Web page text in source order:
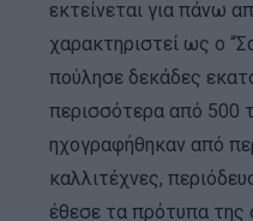
εκτείνεται για πάνω
χαρακτηριστεί ως ο
πούλησε δεκάδες
περισσότερα από 500
ηχογραφήθηκαν από
καλλιτέχνες,
έθεσε τα πρότυπα της